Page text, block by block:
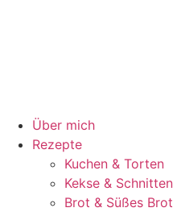
Über mich
Rezepte
Kuchen & Torten
Kekse & Schnitten
Brot & Süßes Brot